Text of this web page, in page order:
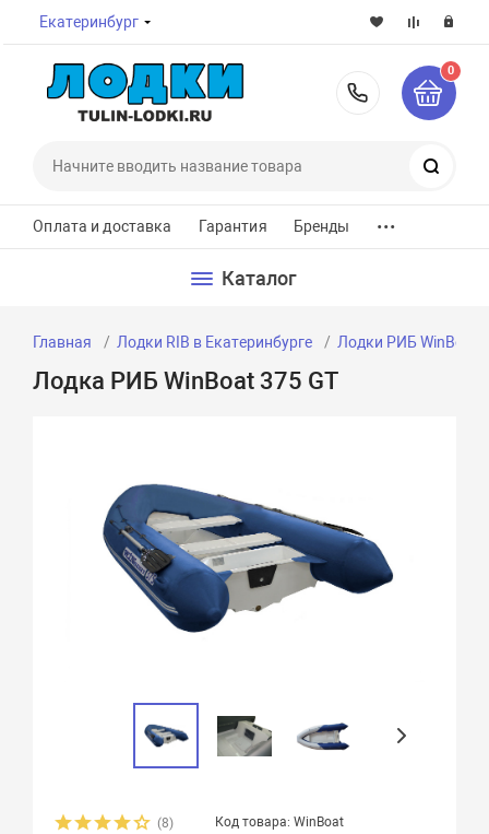
Екатеринбург
8-800-
0
Оплата и доставка Гарантия Бренды ...
Каталог
Главная Лодки RIB в Екатеринбурге Лодки РИБ WinBoat
Лодка РИБ WinBoat 375 GT
(8) Код товара: WinBoat